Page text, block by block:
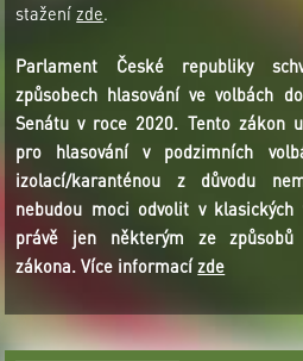
stažení zde.
Parlament České republiky
způsobech hlasování ve volbách
Senátu v roce 2020. Tento zákon
pro hlasování v podzimních
izolací/karanténou z důvodu
nebudou moci odvolit v
právě jen některým ze
zákona. Více informacízde